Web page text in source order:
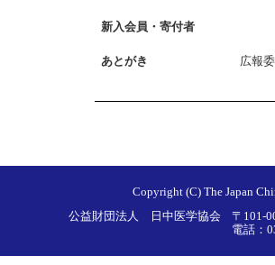
新入会員・寄付者
あとがき 広報